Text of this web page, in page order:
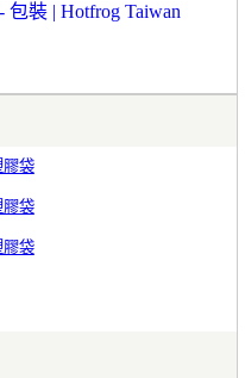
裝 | Hotfrog Taiwan
膠袋
膠袋
膠袋